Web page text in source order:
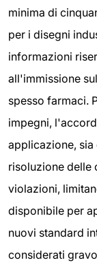
minima di
per i disegni
informazioni
all'immissione
spesso farmaci.
impegni,
applicazione, sia
risoluzione delle
violazioni,
disponibile per
nuovi standard
considerati